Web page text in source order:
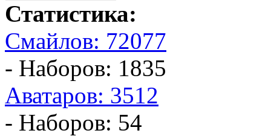
Статистика:
Смайлов: 72077
- Наборов: 1835
Аватаров: 3512
- Наборов: 54